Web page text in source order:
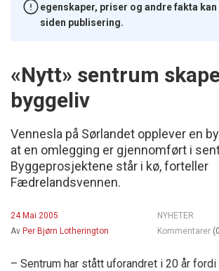
egenskaper, priser og andre fakta kan
siden publisering.
«Nytt» sentrum
byggeliv
Vennesla på Sørlandet opplever en
at en omlegging er gjennomført i
Byggeprosjektene står i kø, forteller
Fædrelandsvennen.
24 Mai 2005
NYHETER
Av Per Bjørn Lotherington Kommentarer
– Sentrum har stått uforandret i 20 år